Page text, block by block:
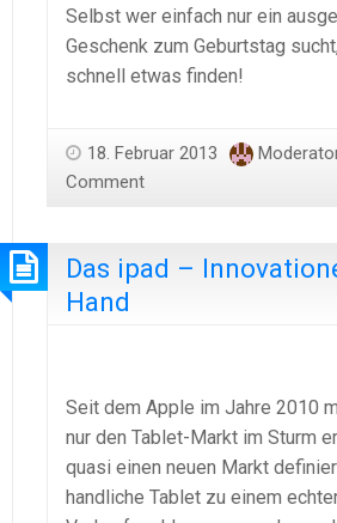
Selbst wer einfach nur ein
Geschenk zum Geburtstag
schnell etwas finden!
18. Februar 2013
Comment
Das ipad –
Hand
Seit dem Apple im Jahre 2010
nur den Tablet-Markt im Sturm
quasi einen neuen Markt
handliche Tablet zu einem